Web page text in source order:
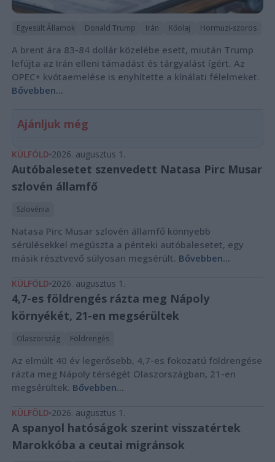
Egyesült Államok Donald Trump Irán Kőolaj Hormuzi-szoros
A brent ára 83-84 dollár közelébe esett, miután Trump
lefújta az Irán elleni támadást és tárgyalást ígért. Az
OPEC+ kvótaemelése is enyhítette a kínálati félelmeket.
Bővebben...
Ajánljuk még
KÜLFÖLD 2026. augusztus 1.
Autóbalesetet szenvedett Natasa Pirc Musar
szlovén államfő
Szlovénia
Natasa Pirc Musar szlovén államfő könnyebb
sérülésekkel megúszta a pénteki autóbalesetet, egy
másik résztvevő súlyosan megsérült. Bővebben...
KÜLFÖLD 2026. augusztus 1.
4,7-es földrengés rázta meg Nápoly
környékét, 21-en megsérültek
Olaszország Földrengés
Az elmúlt 40 év legerősebb, 4,7-es fokozatú földrengése
rázta meg Nápoly térségét Olaszországban, 21-en
megsérültek. Bővebben...
KÜLFÖLD 2026. augusztus 1.
A spanyol hatóságok szerint visszatértek
Marokkóba a ceutai migránsok